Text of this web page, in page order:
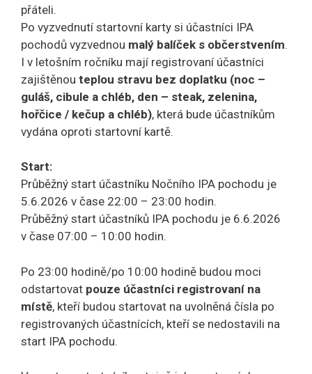
přáteli.
Po vyzvednutí startovní karty si účastníci IPA
pochodů vyzvednou malý balíček s občerstvením.
I v letošním ročníku mají registrovaní účastníci
zajištěnou teplou stravu bez doplatku (noc –
guláš, cibule a chléb, den – steak, zelenina,
hořčice / kečup a chléb), která bude účastníkům
vydána oproti startovní kartě.
Start:
Průběžný start účastníku Nočního IPA pochodu je
5.6.2026 v čase 22:00 – 23:00 hodin.
Průběžný start účastníků IPA pochodu je 6.6.2026
v čase 07:00 – 10:00 hodin.
Po 23:00 hodině/po 10:00 hodině budou moci
odstartovat pouze účastníci registrovaní na
místě, kteří budou startovat na uvolněná čísla po
registrovaných účastnících, kteří se nedostavili na
start IPA pochodu.